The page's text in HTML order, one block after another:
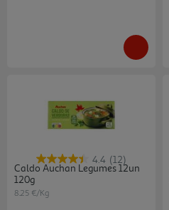
4.4 (12)
Caldo Auchan Legumes 12un
120g
8.25 €/Kg